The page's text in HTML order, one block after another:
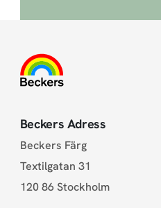
Beckers Adress
Beckers Färg
Textilgatan 31
120 86 Stockholm